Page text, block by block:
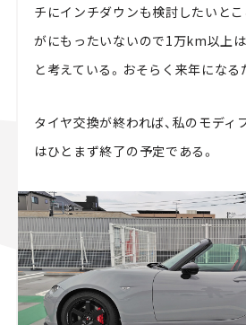
チにインチダウンも検討したいとこ
がにもったいないので1万km以上
と考えている。おそらく来年になる
タイヤ交換が終われば、私のモディ
はひとまず終了の予定である。